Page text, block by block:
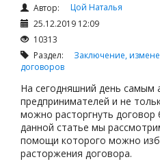
Автор:
Цой Наталья
25.12.2019 12:09
10313
Раздел: Заключение,
договоров
На сегодняшний день самым
предпринимателей и не
можно расторгнуть договор
данной статье мы
помощи которого можно
расторжения договора.